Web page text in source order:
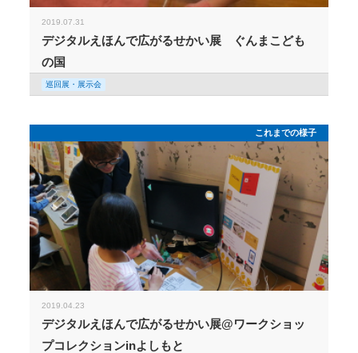
2019.07.31
デジタルえほんで広がるせかい展 ぐんまこども
の国
巡回展・展示会
これまでの様子
2019.04.23
デジタルえほんで広がるせかい展@ワークショッ
プコレクションinよしもと